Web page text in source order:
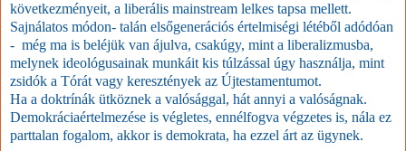
következményeit, a liberális mainstream lelkes tapsa mellett.
Sajnálatos módon- talán elsőgenerációs értelmiségi létéből adódóan
- még ma is beléjük van ájulva, csakúgy, mint a liberalizmusba,
melynek ideológusainak munkáit kis túlzással úgy használja, mint
zsidók a Tórát vagy keresztények az Újtestamentumot.
Ha a doktrínák ütköznek a valósággal, hát annyi a valóságnak.
Demokráciaértelmezése is végletes, ennélfogva végzetes is, nála ez
parttalan fogalom, akkor is demokrata, ha ezzel árt az ügynek.